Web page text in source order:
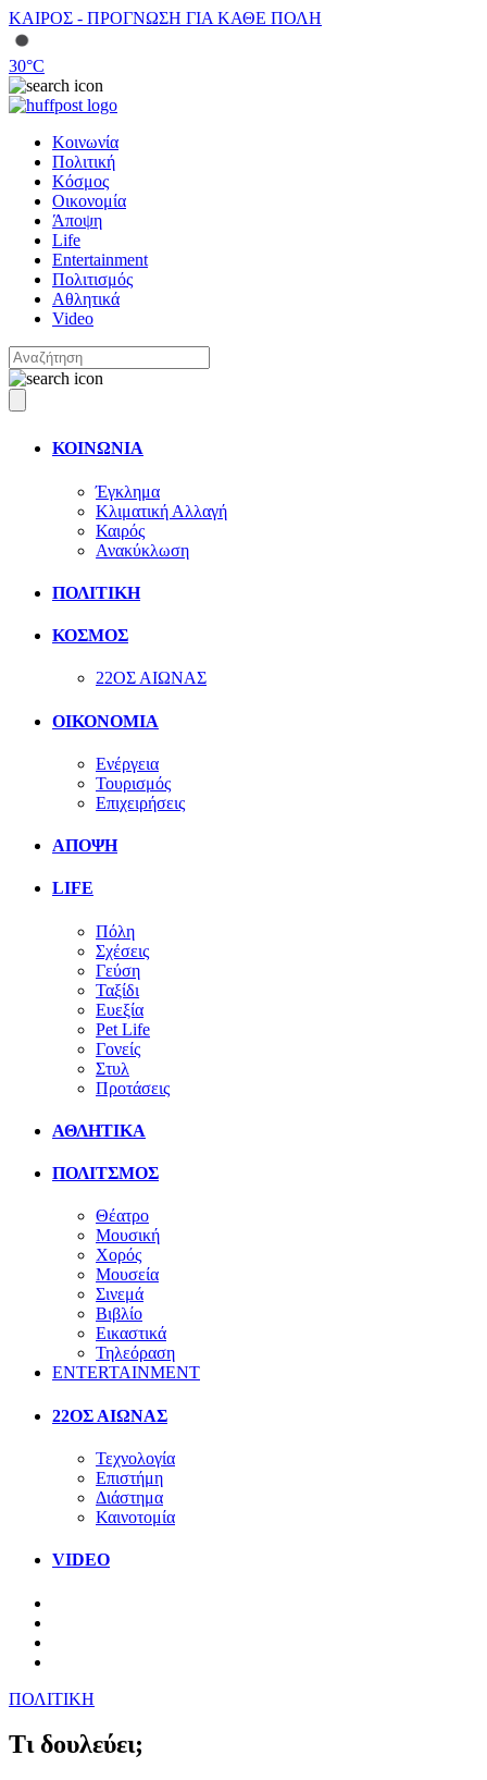
ΚΑΙΡΟΣ - ΠΡΟΓΝΩΣΗ ΓΙΑ ΚΑΘΕ ΠΟΛΗ
30°C
Κοινωνία
Πολιτική
Κόσμος
Οικονομία
Άποψη
Life
Entertainment
Πολιτισμός
Αθλητικά
Video
ΚΟΙΝΩΝΙΑ
Έγκλημα
Κλιματική Αλλαγή
Καιρός
Ανακύκλωση
ΠΟΛΙΤΙΚΗ
ΚΟΣΜΟΣ
22ΟΣ ΑΙΩΝΑΣ
ΟΙΚΟΝΟΜΙΑ
Ενέργεια
Τουρισμός
Επιχειρήσεις
ΑΠΟΨΗ
LIFE
Πόλη
Σχέσεις
Γεύση
Ταξίδι
Ευεξία
Pet Life
Γονείς
Στυλ
Προτάσεις
ΑΘΛΗΤΙΚΑ
ΠΟΛΙΤΣΜΟΣ
Θέατρο
Μουσική
Χορός
Μουσεία
Σινεμά
Βιβλίο
Εικαστικά
Τηλεόραση
ENTERTAINMENT
22ΟΣ ΑΙΩΝΑΣ
Τεχνολογία
Επιστήμη
Διάστημα
Καινοτομία
VIDEO
ΠΟΛΙΤΙΚΗ
Τι δουλεύει;